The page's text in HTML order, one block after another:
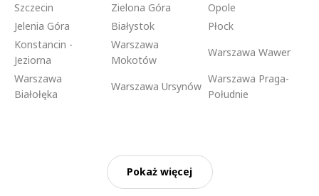
Szczecin
Zielona Góra
Opole
Jelenia Góra
Białystok
Płock
Konstancin -
Jeziorna
Warszawa
Mokotów
Warszawa Wawer
Warszawa
Białołęka
Warszawa Ursynów
Warszawa Praga-
Południe
Pokaż więcej